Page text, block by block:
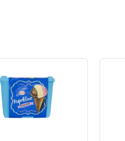
facilita o
preparo, o que o torna uma